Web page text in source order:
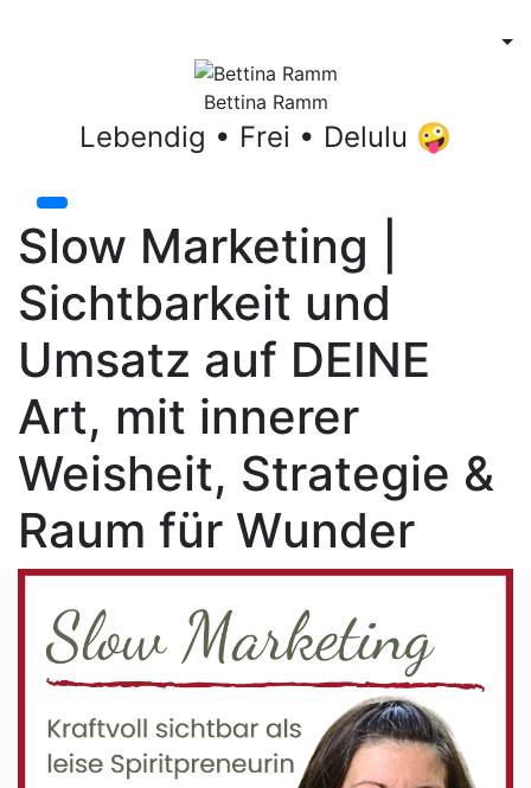
Bettina Ramm
Lebendig • Frei • Delulu 🤪
Slow Marketing |
Sichtbarkeit und
Umsatz auf DEINE
Art, mit innerer
Weisheit, Strategie &
Raum für Wunder